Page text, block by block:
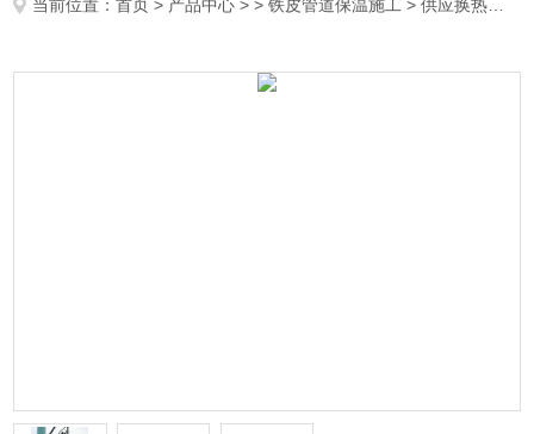
当前位置：首页 > 产品中心 > >铁皮管道保温施工 > 供应换热站铁皮保温施工队